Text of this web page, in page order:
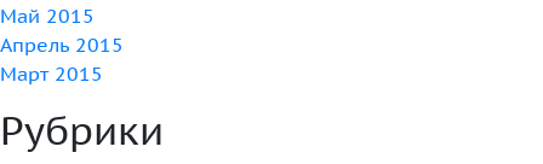
Май 2015
Апрель 2015
Март 2015
Рубрики